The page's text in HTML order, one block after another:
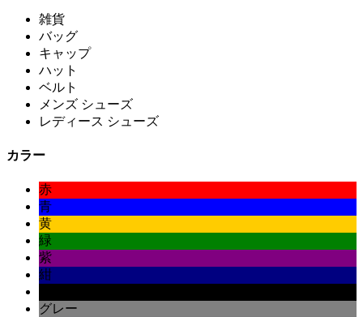
雑貨
バッグ
キャップ
ハット
ベルト
メンズ シューズ
レディース シューズ
カラー
赤
青
黄
緑
紫
紺
グレー